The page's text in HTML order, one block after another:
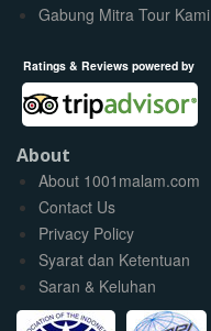
Gabung Mitra Tour Kami
Ratings & Reviews powered by
About
About 1001malam.com
Contact Us
Privacy Policy
Syarat dan Ketentuan
Saran & Keluhan